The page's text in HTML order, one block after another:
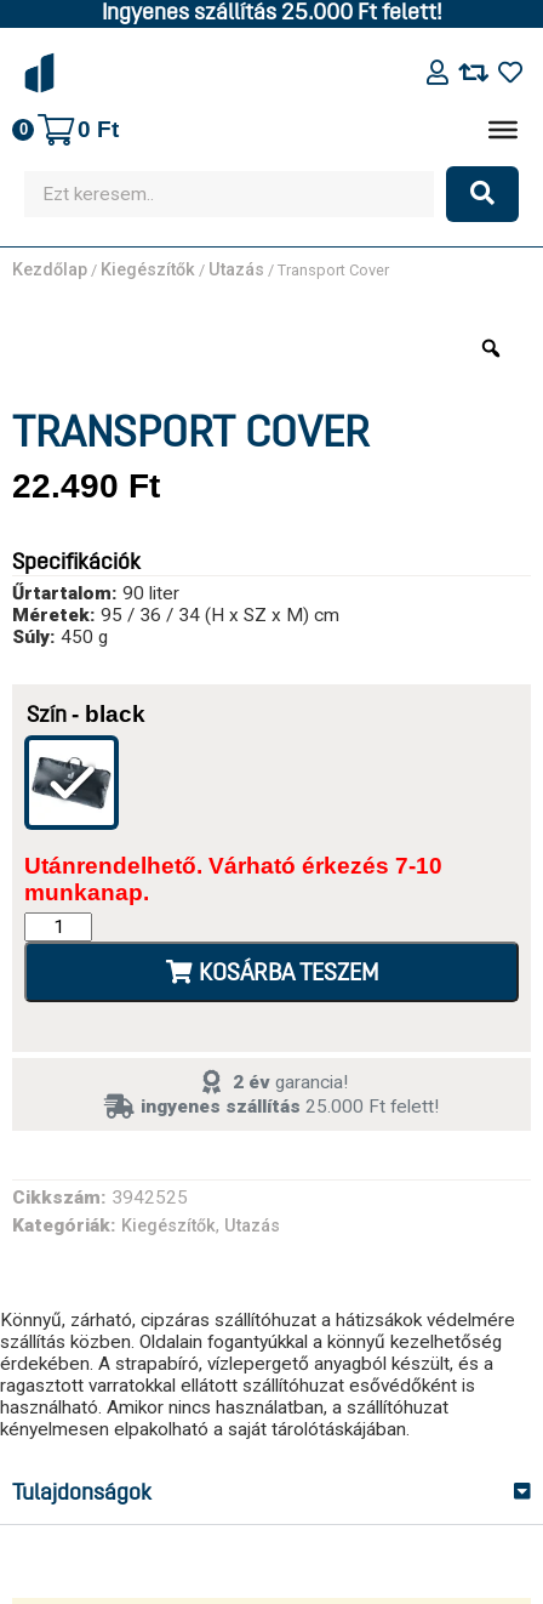
Ingyenes szállítás 25.000 Ft felett!
0 0 Ft
Kezdőlap / Kiegészítők / Utazás / Transport Cover
TRANSPORT COVER
22.490 Ft
Specifikációk
Űrtartalom: 90 liter
Méretek: 95 / 36 / 34 (H x SZ x M) cm
Súly: 450 g
Szín - black
Utánrendelhető. Várható érkezés 7-10
munkanap.
KOSÁRBA TESZEM
2 évgarancia!
ingyenes szállítás 25.000 Ft felett!
Cikkszám: 3942525
Kategóriák: Kiegészítők, Utazás
Könnyű, zárható, cipzáras szállítóhuzat a hátizsákok védelmére
szállítás közben. Oldalain fogantyúkkal a könnyű kezelhetőség
érdekében. A strapabíró, vízlepergető anyagból készült, és a
ragasztott varratokkal ellátott szállítóhuzat esővédőként is
használható. Amikor nincs használatban, a szállítóhuzat
kényelmesen elpakolható a saját tárolótáskájában.
Tulajdonságok